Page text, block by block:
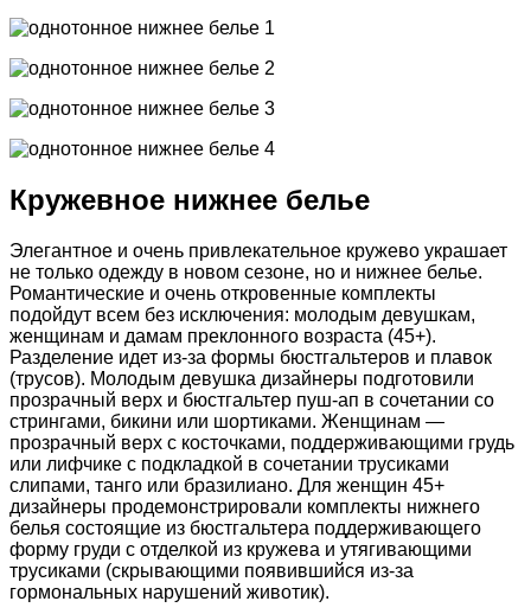
Кружевное нижнее белье
Элегантное и очень привлекательное кружево украшает
не только одежду в новом сезоне, но и нижнее белье.
Романтические и очень откровенные комплекты
подойдут всем без исключения: молодым девушкам,
женщинам и дамам преклонного возраста (45+).
Разделение идет из-за формы бюстгальтеров и плавок
(трусов). Молодым девушка дизайнеры подготовили
прозрачный верх и бюстгальтер пуш-ап в сочетании со
стрингами, бикини или шортиками. Женщинам —
прозрачный верх с косточками, поддерживающими грудь
или лифчике с подкладкой в сочетании трусиками
слипами, танго или бразилиано. Для женщин 45+
дизайнеры продемонстрировали комплекты нижнего
белья состоящие из бюстгальтера поддерживающего
форму груди с отделкой из кружева и утягивающими
трусиками (скрывающими появившийся из-за
гормональных нарушений животик).